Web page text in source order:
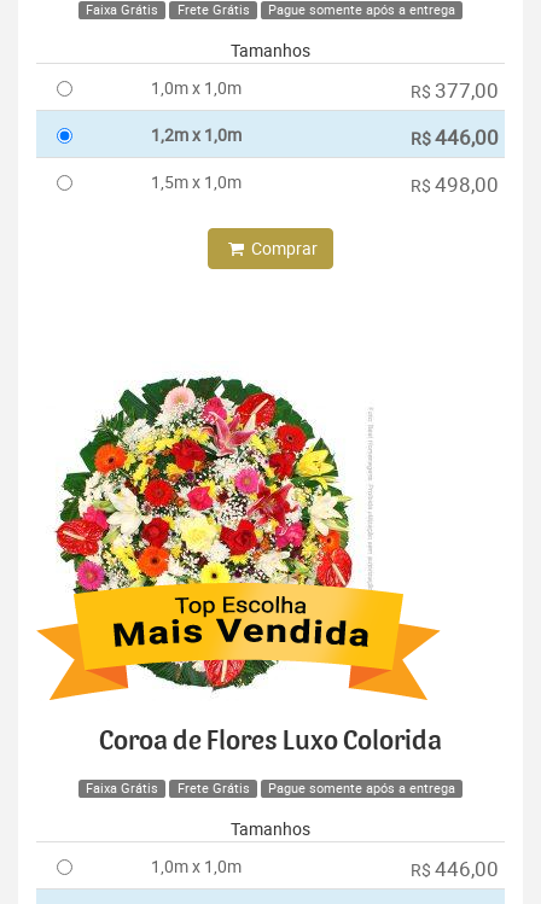
Faixa Grátis Frete Grátis Pague somente após a entrega
Tamanhos
1,0m x 1,0m
R$ 377,00
1,2m x 1,0m R$446,00
1,5m x 1,0m R$ 498,00
Comprar
Coroa de Flores Luxo Colorida
Faixa Grátis Frete Grátis Pague somente após a entrega
Tamanhos
1,0m x 1,0m
R$ 446,00